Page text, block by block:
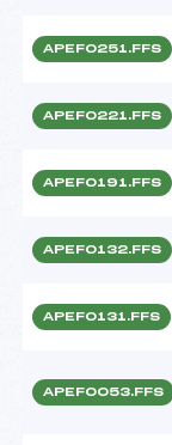
APEF0251.FFS
APEF0221.FFS
APEF0191.FFS
APEF0132.FFS
APEF0131.FFS
APEF0053.FFS